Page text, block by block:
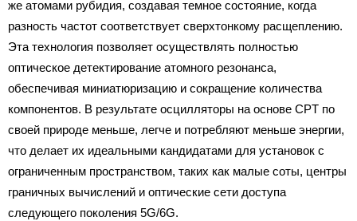
же атомами рубидия, создавая темное состояние, когда
разность частот соответствует сверхтонкому расщеплению.
Эта технология позволяет осуществлять полностью
оптическое детектирование атомного резонанса,
обеспечивая миниатюризацию и сокращение количества
компонентов. В результате осцилляторы на основе CPT по
своей природе меньше, легче и потребляют меньше энергии,
что делает их идеальными кандидатами для установок с
ограниченным пространством, таких как малые соты, центры
граничных вычислений и оптические сети доступа
следующего поколения 5G/6G.